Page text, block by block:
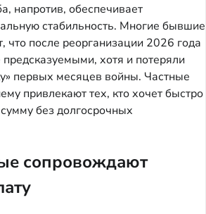
напротив, обеспечивает
стабильность. Многие бывшие
что после реорганизации 2026 года
хотя и потеряли
первых месяцев войны. Частные
привлекают тех, кто хочет быстро
без долгосрочных
сопровождают